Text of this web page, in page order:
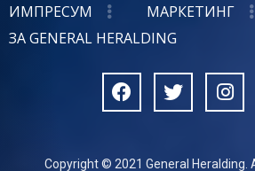
ИМПРЕСУМ МАРКЕТИНГ
ЗА GENERAL HERALDING
Copyright © 2021 General Heralding.